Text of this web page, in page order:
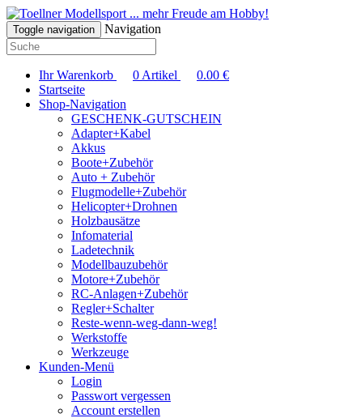
... mehr Freude am Hobby!
Toggle navigation Navigation
Ihr Warenkorb 0 Artikel 0.00 €
Startseite
Shop-Navigation
GESCHENK-GUTSCHEIN
Adapter+Kabel
Akkus
Boote+Zubehör
Auto + Zubehör
Flugmodelle+Zubehör
Helicopter+Drohnen
Holzbausätze
Infomaterial
Ladetechnik
Modellbauzubehör
Motore+Zubehör
RC-Anlagen+Zubehör
Regler+Schalter
Reste-wenn-weg-dann-weg!
Werkstoffe
Werkzeuge
Kunden-Menü
Login
Passwort vergessen
Account erstellen